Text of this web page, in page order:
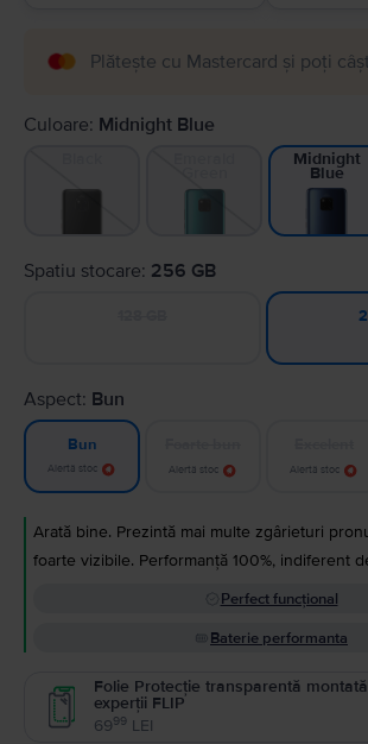
Plătește cu Mastercard și poți
Culoare: Midnight Blue
Midnight
Blue
Spatiu stocare: 256 GB
Aspect: Bun
Bun
Alertă stoc Alertă stoc Alertă stoc
Arată bine. Prezintă mai multe zgârieturi
foarte vizibile. Performanță 100%, indiferent
Perfect funcțional
Baterie performanta
Folie Protecție transparentă
experții FLIP
6999 LEI